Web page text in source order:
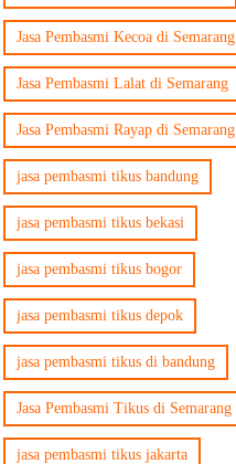
Jasa Pembasmi Kecoa di Semarang
Jasa Pembasmi Lalat di Semarang
Jasa Pembasmi Rayap di Semarang
jasa pembasmi tikus bandung
jasa pembasmi tikus bekasi
jasa pembasmi tikus bogor
jasa pembasmi tikus depok
jasa pembasmi tikus di bandung
Jasa Pembasmi Tikus di Semarang
jasa pembasmi tikus jakarta